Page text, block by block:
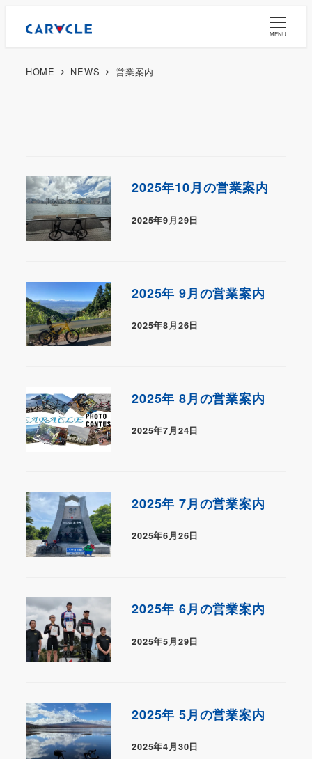
MENU
HOME NEWS 営業案内
2025年10月の営業案内
2025年9月29日
2025年 9月の営業案内
2025年8月26日
2025年 8月の営業案内
2025年7月24日
2025年 7月の営業案内
2025年6月26日
2025年 6月の営業案内
2025年5月29日
2025年 5月の営業案内
2025年4月30日